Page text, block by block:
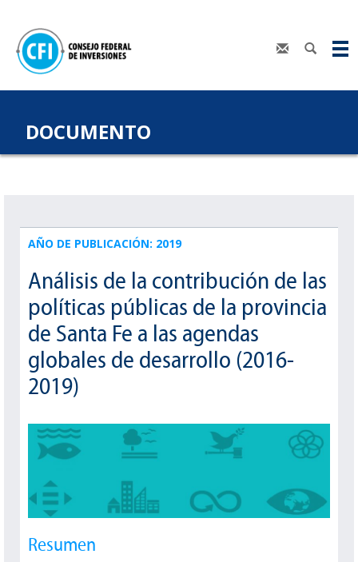
DOCUMENTO
AÑO DE PUBLICACIÓN: 2019
Análisis de la contribución de las
políticas públicas de la provincia
de Santa Fe a las agendas
globales de desarrollo (2016-
2019)
Resumen